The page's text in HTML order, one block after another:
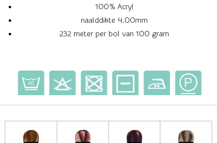
100% Acryl
naalddikte 4.00mm
232 meter per bol van 100 gram